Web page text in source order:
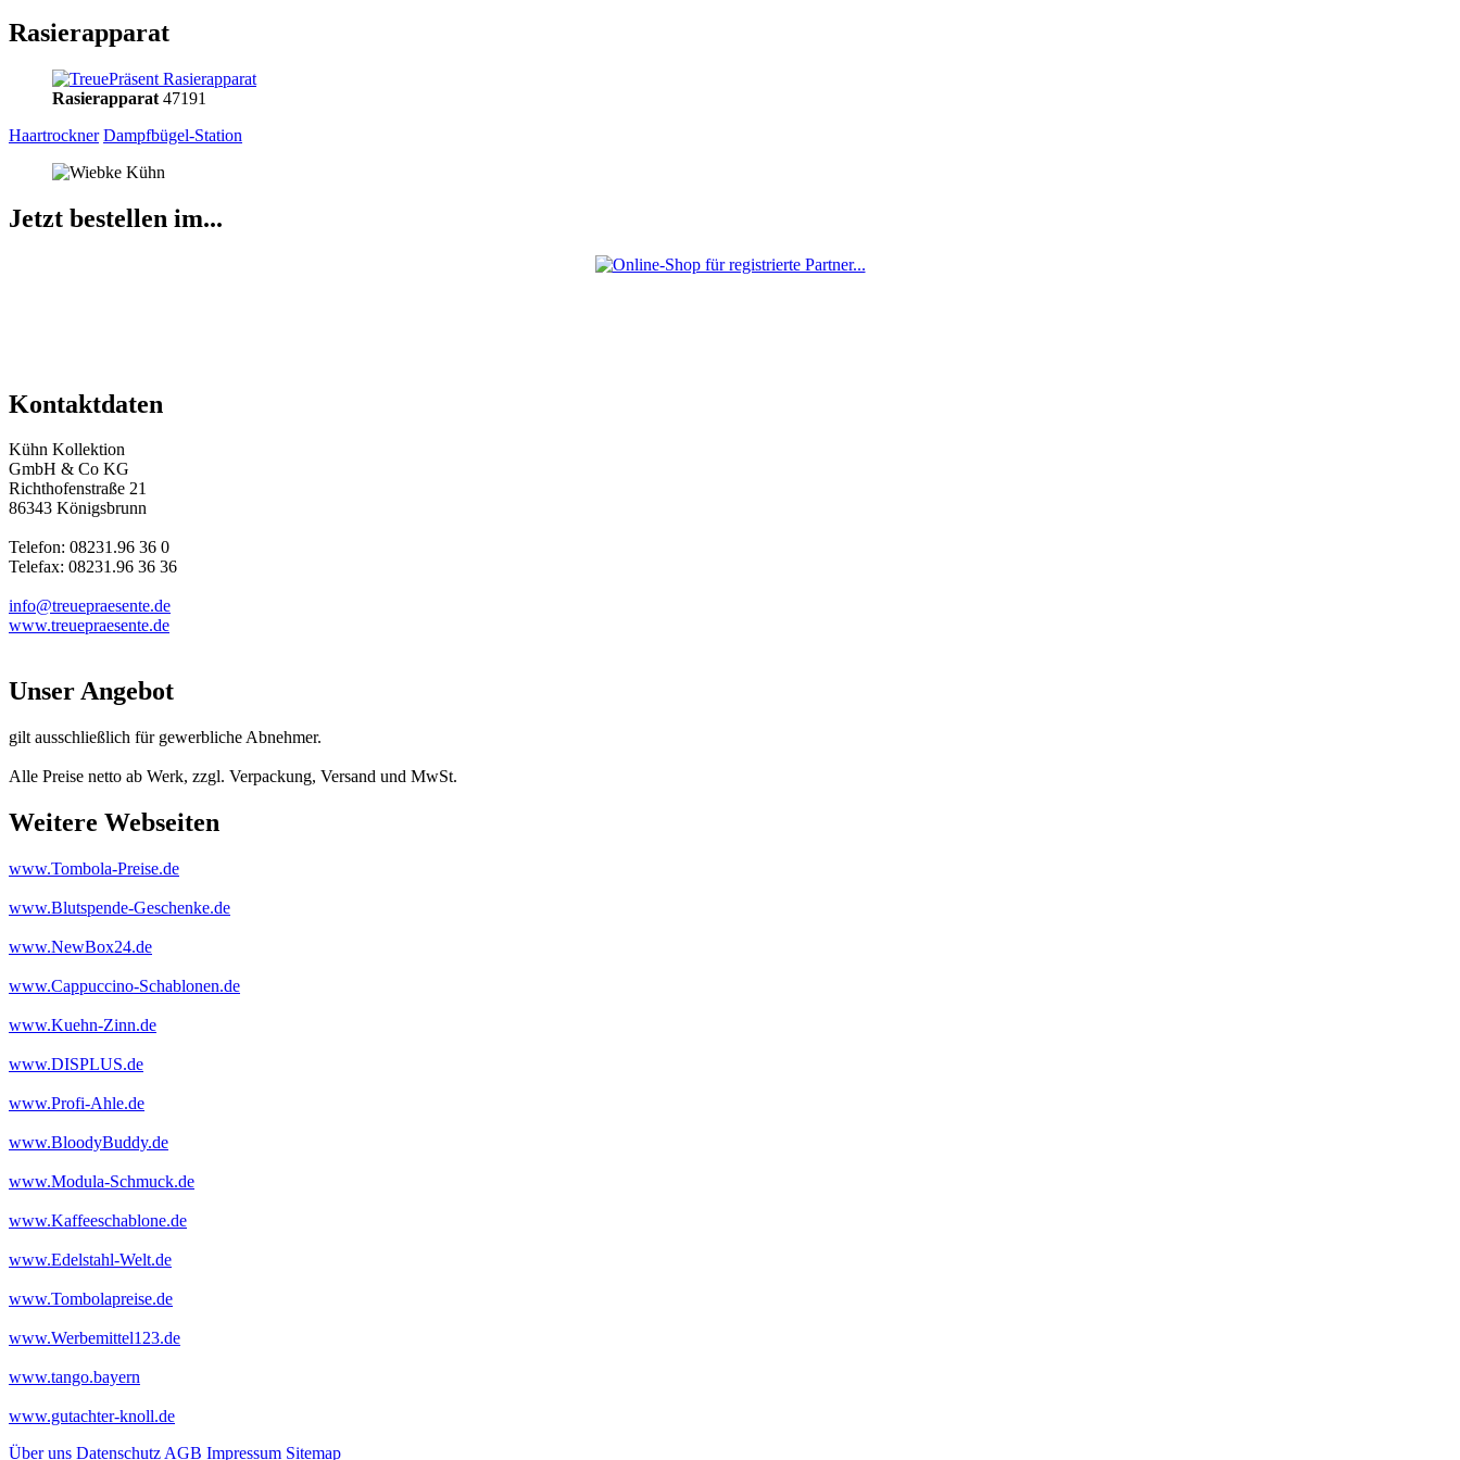
Rasierapparat
Rasierapparat 47191
Haartrockner Dampfbügel-Station
Jetzt bestellen im...
Kontaktdaten
Kühn Kollektion
GmbH & Co KG
Richthofenstraße 21
86343 Königsbrunn
Telefon: 08231.96 36 0
Telefax: 08231.96 36 36
info@treuepraesente.de
www.treuepraesente.de
Unser Angebot
gilt ausschließlich für gewerbliche Abnehmer.
Alle Preise netto ab Werk, zzgl. Verpackung, Versand und MwSt.
Weitere Webseiten
www.Tombola-Preise.de
www.Blutspende-Geschenke.de
www.NewBox24.de
www.Cappuccino-Schablonen.de
www.Kuehn-Zinn.de
www.DISPLUS.de
www.Profi-Ahle.de
www.BloodyBuddy.de
www.Modula-Schmuck.de
www.Kaffeeschablone.de
www.Edelstahl-Welt.de
www.Tombolapreise.de
www.Werbemittel123.de
www.tango.bayern
www.gutachter-knoll.de
Über uns Datenschutz AGB Impressum Sitemap